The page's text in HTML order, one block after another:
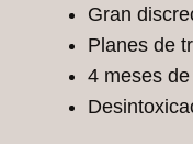
Gran
Planes de
4 meses